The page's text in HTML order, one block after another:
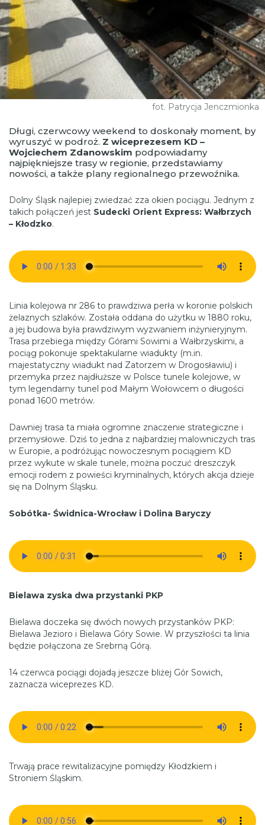
fot. Patrycja Jenczmionka
Długi, czerwcowy weekend to doskonały moment, by
wyruszyć w podroż. Z wiceprezesem KD –
Wojciechem Zdanowskim podpowiadamy
najpiękniejsze trasy w regionie, przedstawiamy
nowości, a także plany regionalnego przewoźnika.
Dolny Śląsk najlepiej zwiedzać zza okien pociągu. Jednym z
takich połączeń jest Sudecki Orient Express: Wałbrzych
– Kłodzko.
Linia kolejowa nr 286 to prawdziwa perła w koronie polskich
żelaznych szlaków. Została oddana do użytku w 1880 roku,
a jej budowa była prawdziwym wyzwaniem inżynieryjnym.
Trasa przebiega między Górami Sowimi a Wałbrzyskimi, a
pociąg pokonuje spektakularne wiadukty (m.in.
majestatyczny wiadukt nad Zatorzem w Drogosławiu) i
przemyka przez najdłuższe w Polsce tunele kolejowe, w
tym legendarny tunel pod Małym Wołowcem o długości
ponad 1600 metrów.
Dawniej trasa ta miała ogromne znaczenie strategiczne i
przemysłowe. Dziś to jedna z najbardziej malowniczych tras
w Europie, a podróżując nowoczesnym pociągiem KD
przez wykute w skale tunele, można poczuć dreszczyk
emocji rodem z powieści kryminalnych, których akcja dzieje
się na Dolnym Śląsku.
Sobótka- Świdnica-Wrocław i Dolina Baryczy
Bielawa zyska dwa przystanki PKP
Bielawa doczeka się dwóch nowych przystanków PKP:
Bielawa Jezioro i Bielawa Góry Sowie. W przyszłości ta linia
będzie połączona ze Srebrną Górą.
14 czerwca pociągi dojadą jeszcze bliżej Gór Sowich,
zaznacza wiceprezes KD.
Trwają prace rewitalizacyjne pomiędzy Kłodzkiem i
Stroniem Śląskim.